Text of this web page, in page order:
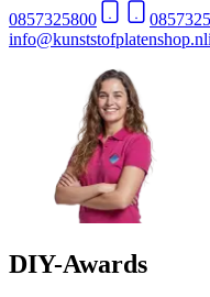
0857325800
info@kunststofplatenshop.nl
DIY-Awards